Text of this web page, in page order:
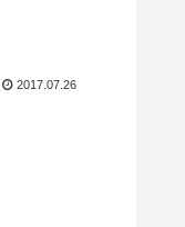
2017.07.26